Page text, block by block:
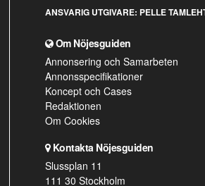
ANSVARIG UTGIVARE: PELLE
Om Nöjesguiden
Annonsering och Samarbeten
Annonsspecifikationer
Koncept och Cases
Redaktionen
Om Cookies
Kontakta Nöjesguiden
Slussplan 11
111 30 Stockholm